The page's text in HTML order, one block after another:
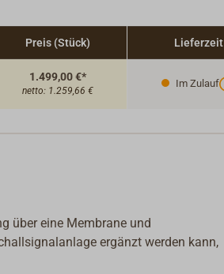
Preis (Stück) Lieferzeit
1.499,00 €*
netto: 1.259,66 €
Im Zulauf
über eine Membrane und
ergänzt werden kann,